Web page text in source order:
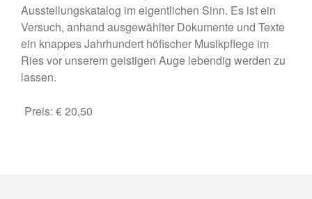
Playlist 24. Rieser Kulturtage
Rieser Kulturtage
Programm
Ausstellungskatalog im eigentlichen Sinn. Es ist ein
Versuch, anhand ausgewählter Dokumente und Texte
ein knappes Jahrhundert höfischer Musikpflege im
Ries vor unserem geistigen Auge lebendig werden zu
lassen.
Preis: € 20,50